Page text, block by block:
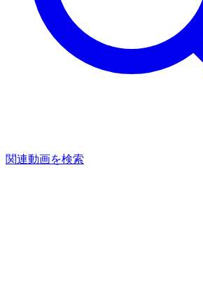
関連動画を検索